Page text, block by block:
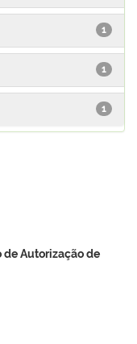
1
1
1
de Autorização de